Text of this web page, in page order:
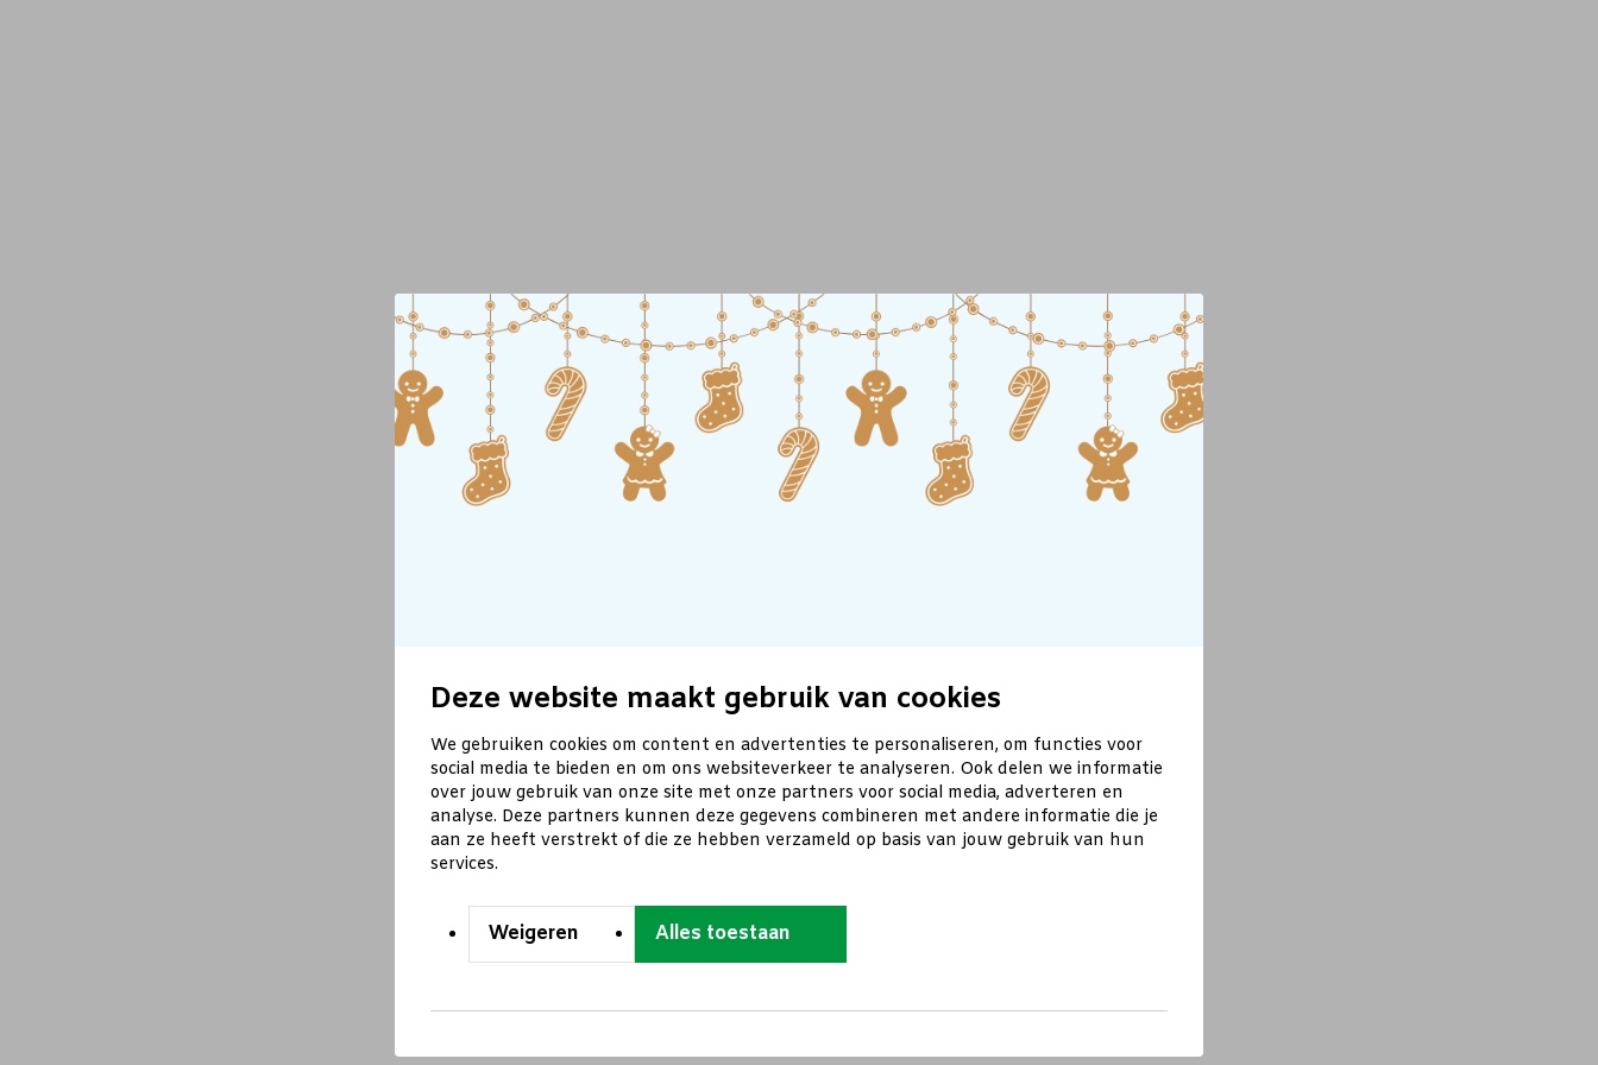
Deze website maakt gebruik van cookies
We gebruiken cookies om content en advertenties te personaliseren, om functies voor
social media te bieden en om ons websiteverkeer te analyseren. Ook delen we informatie
over jouw gebruik van onze site met onze partners voor social media, adverteren en
analyse. Deze partners kunnen deze gegevens combineren met andere informatie die je
aan ze heeft verstrekt of die ze hebben verzameld op basis van jouw gebruik van hun
services.
Weigeren Alles toestaan